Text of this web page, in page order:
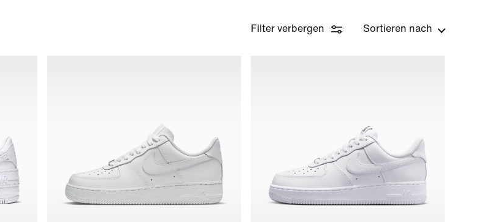
Filter verbergen Sortieren nach